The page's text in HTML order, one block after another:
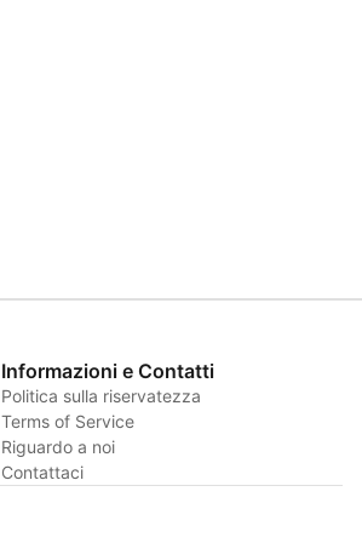
Informazioni e Contatti
Politica sulla riservatezza
Terms of Service
Riguardo a noi
Contattaci